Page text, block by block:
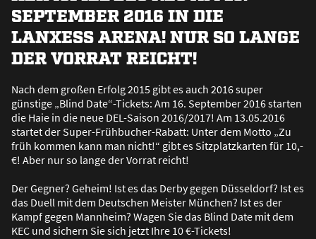
SEPTEMBER 2016 IN DIE
LANXESS ARENA! NUR SO LANGE
DER VORRAT REICHT!
Nach dem großen Erfolg 2015 gibt es auch 2016 super
günstige „Blind Date“-Tickets: Am 16. September 2016 starten
die Haie in die neue DEL-Saison 2016/2017! Am 13.05.2016
startet der Super-Frühbucher-Rabatt: Unter dem Motto „Zu
früh kommen kann man nicht!“ gibt es Sitzplatzkarten für 10,-
€! Aber nur so lange der Vorrat reicht!
Der Gegner? Geheim! Ist es das Derby gegen Düsseldorf? Ist es
das Duell mit dem Deutschen Meister München? Ist es der
Kampf gegen Mannheim? Wagen Sie das Blind Date mit dem
KEC und sichern Sie sich jetzt Ihre 10 €-Tickets!